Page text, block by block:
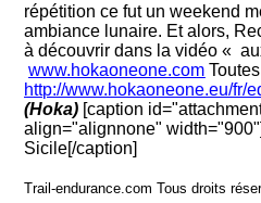
répétition ce fut un weekend
ambiance lunaire. Et alors,
à découvrir dans la vidéo «
www.hokaoneone.com
http://www.hokaoneone.eu/fr/
(Hoka) [caption
align="alignnone" width="900"]
Sicile[/caption]
Trail-endurance.com Tous droits